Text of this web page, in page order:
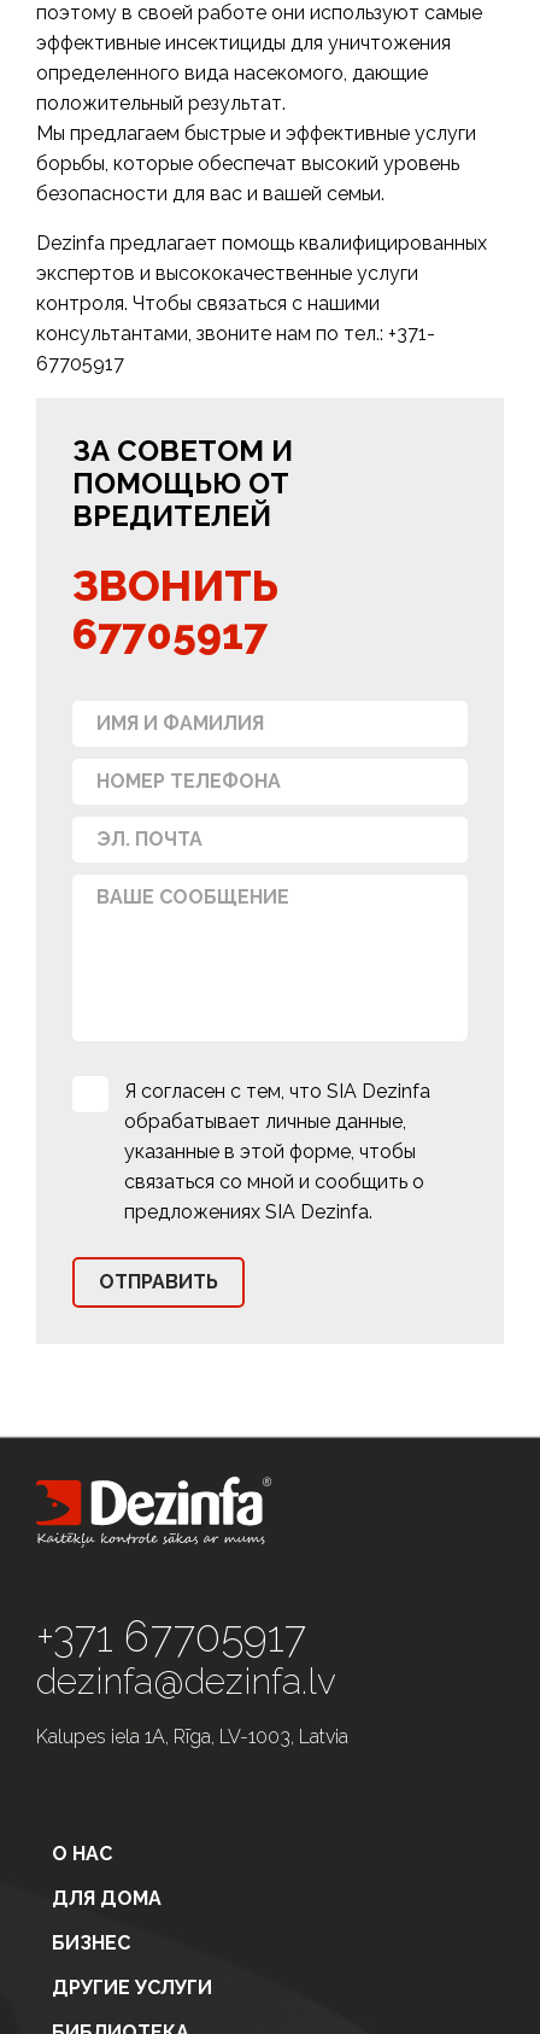
поэтому в своей работе они используют самые
эффективные инсектициды для уничтожения
определенного вида насекомого, дающие
положительный результат.
Мы предлагаем быстрые и эффективные услуги
борьбы, которые обеспечат высокий уровень
безопасности для вас и вашей семьи.
Dezinfa предлагает помощь квалифицированных
экспертов и высококачественные услуги
контроля. Чтобы связаться с нашими
консультантами, звоните нам по тел.: +371-
67705917
ЗА СОВЕТОМ И
ПОМОЩЬЮ ОТ
ВРЕДИТЕЛЕЙ
ЗВОНИТЬ
67705917
Я согласен с тем, что SIA Dezinfa
обрабатывает личные данные,
указанные в этой форме, чтобы
связаться со мной и сообщить о
предложениях SIA Dezinfa.
+371 67705917
dezinfa@dezinfa.lv
Kalupes iela 1A, Rīga, LV-1003, Latvia
О НАС
ДЛЯ ДОМА
БИЗНЕС
ДРУГИЕ УСЛУГИ